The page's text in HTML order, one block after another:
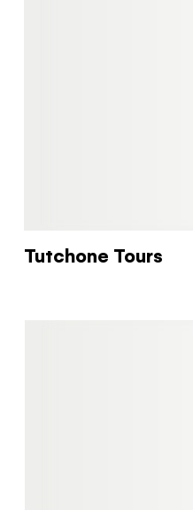
Tutchone Tours